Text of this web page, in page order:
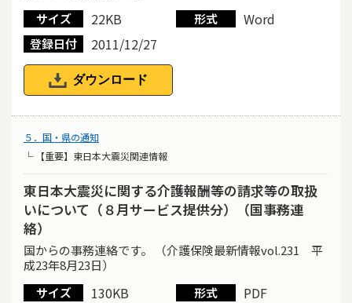
サイズ
22KB 形式 Word
登録日付 2011/12/27
ダウンロード
５．国・県の通知
└ 【重要】東日本大震災関連情報
東日本大震災に関する介護報酬等の請求等の取扱
いについて（８月サービス提供分）（国事務連
絡）
国からの事務連絡です。 （介護保険最新情報vol.231 平
成23年8月23日）
サイズ
130KB 形式 PDF